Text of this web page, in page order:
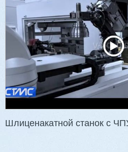
Шлиценакатной станок с